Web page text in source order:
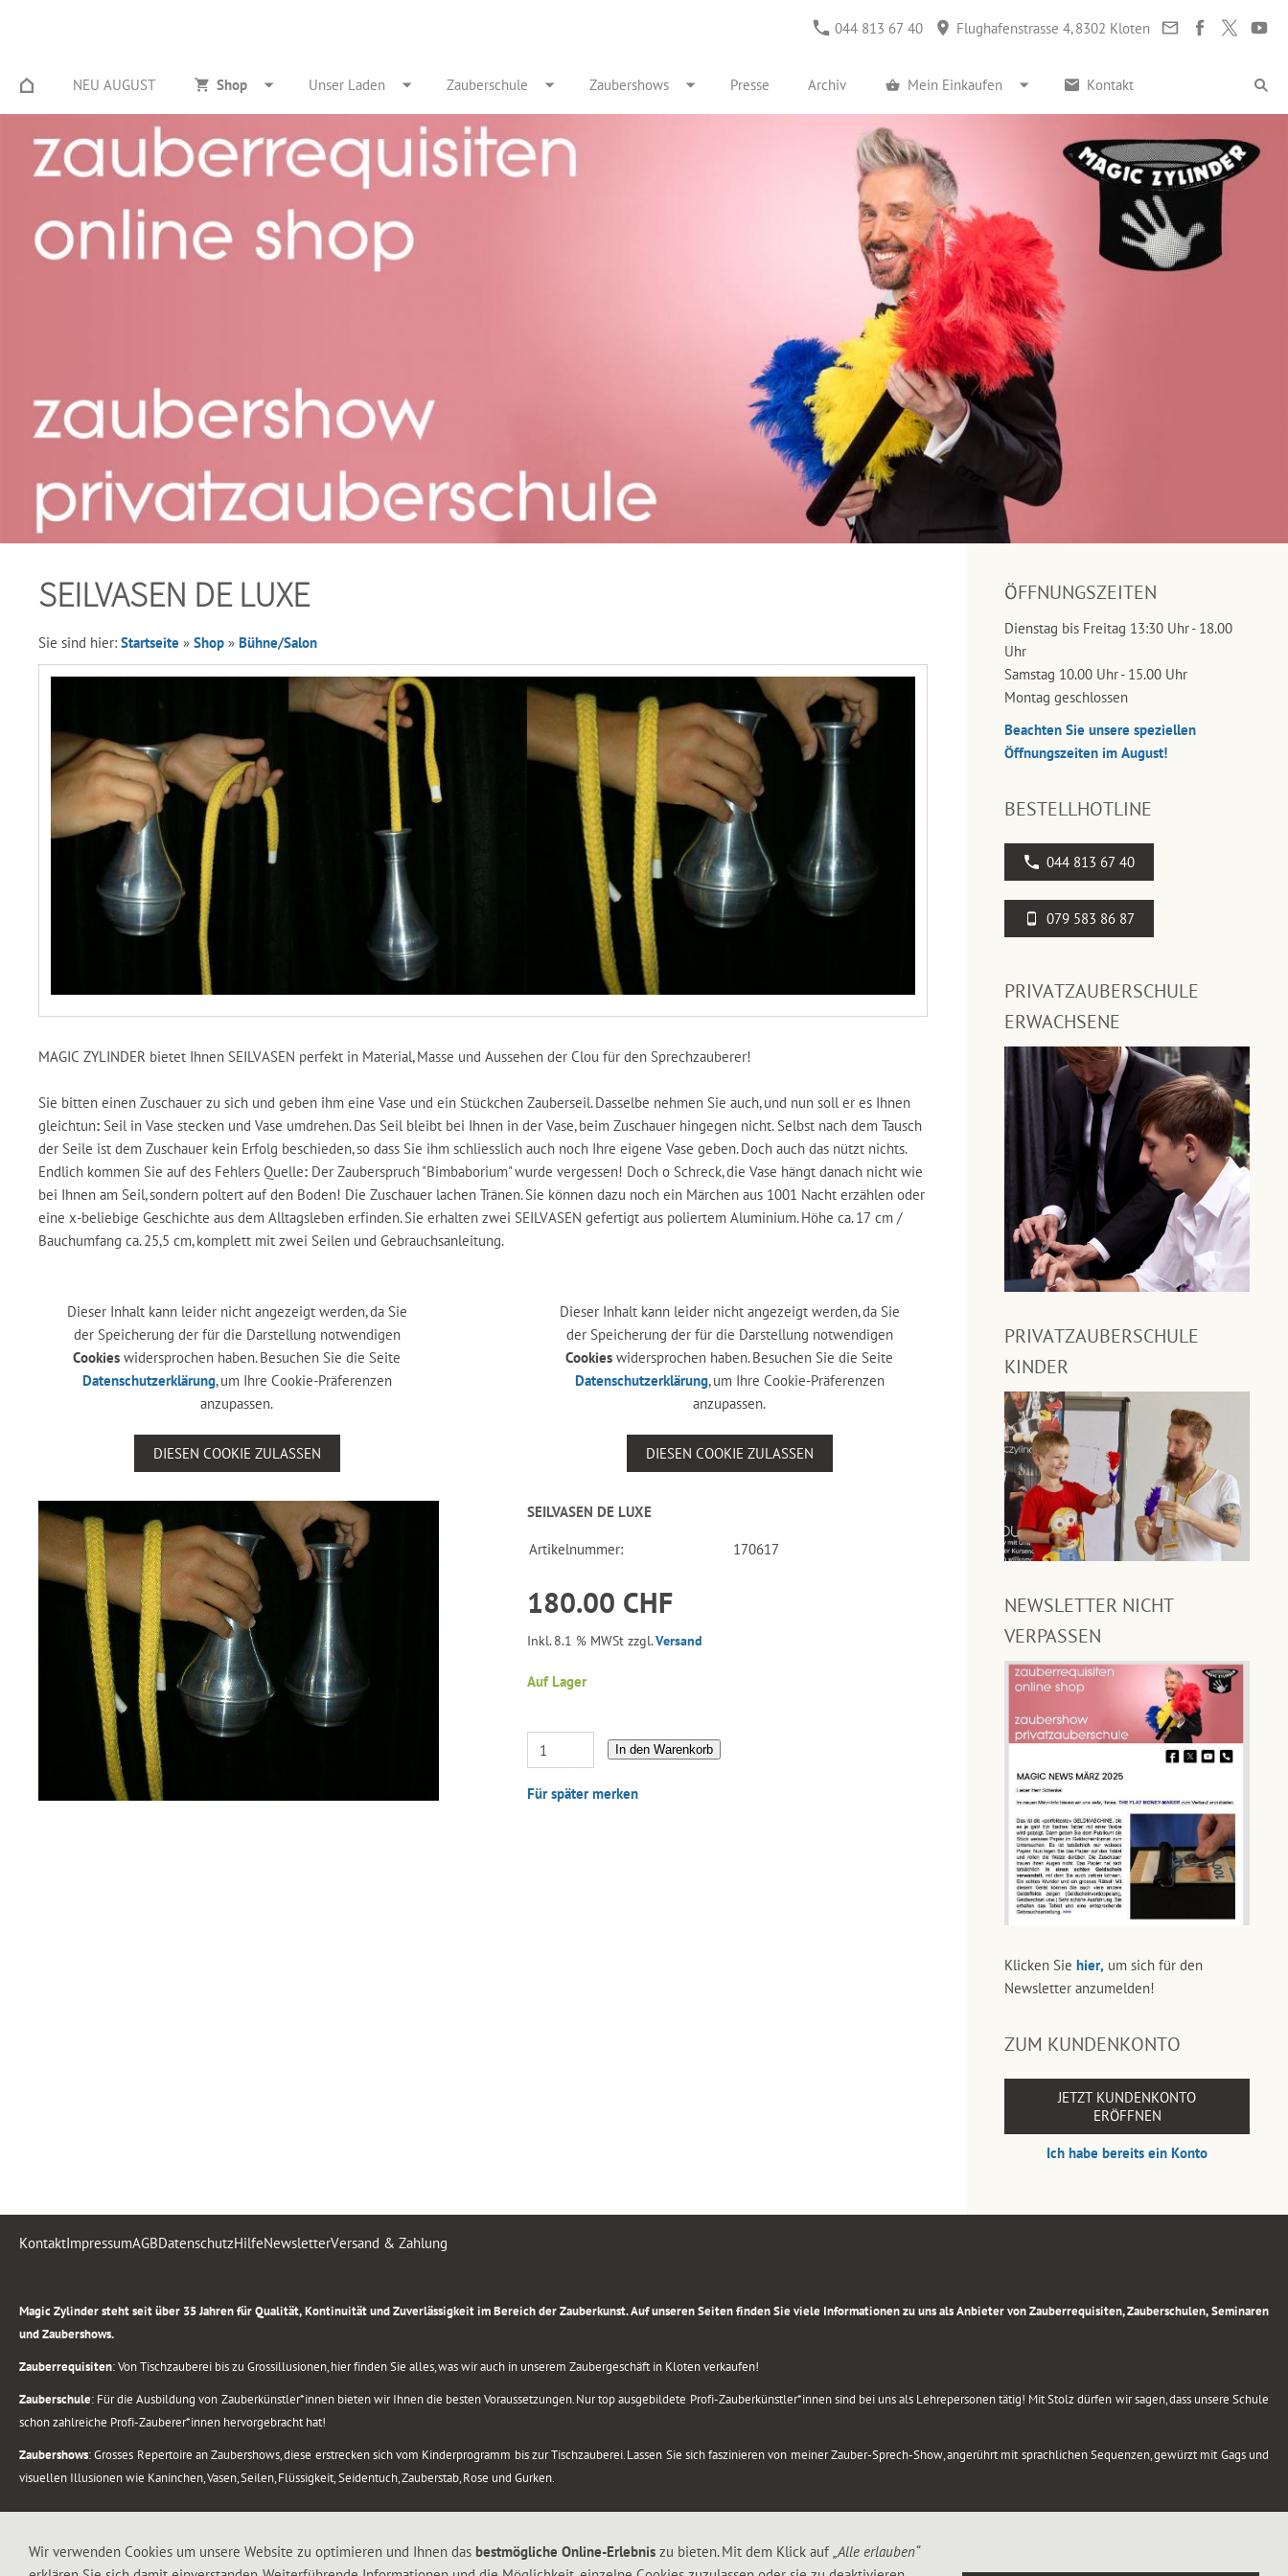
044 813 67 40 Flughafenstrasse 4, 8302 Kloten
NEU AUGUST Shop Unser Laden Zauberschule Zaubershows Presse Archiv Mein Einkaufen Kontakt
SEILVASEN DE LUXE
Sie sind hier: Startseite » Shop » Bühne/Salon
MAGIC ZYLINDER bietet Ihnen SEILVASEN perfekt in Material, Masse und Aussehen der Clou für den Sprechzauberer!
Sie bitten einen Zuschauer zu sich und geben ihm eine Vase und ein Stückchen Zauberseil. Dasselbe nehmen Sie auch, und nun soll er es Ihnen
gleichtun: Seil in Vase stecken und Vase umdrehen. Das Seil bleibt bei Ihnen in der Vase, beim Zuschauer hingegen nicht. Selbst nach dem Tausch
der Seile ist dem Zuschauer kein Erfolg beschieden, so dass Sie ihm schliesslich auch noch Ihre eigene Vase geben. Doch auch das nützt nichts.
Endlich kommen Sie auf des Fehlers Quelle: Der Zauberspruch "Bimbaborium" wurde vergessen! Doch o Schreck, die Vase hängt danach nicht wie
bei Ihnen am Seil, sondern poltert auf den Boden! Die Zuschauer lachen Tränen. Sie können dazu noch ein Märchen aus 1001 Nacht erzählen oder
eine x-beliebige Geschichte aus dem Alltagsleben erfinden. Sie erhalten zwei SEILVASEN gefertigt aus poliertem Aluminium. Höhe ca. 17 cm /
Bauchumfang ca. 25,5 cm, komplett mit zwei Seilen und Gebrauchsanleitung.
Dieser Inhalt kann leider nicht angezeigt werden, da Sie
der Speicherung der für die Darstellung notwendigen
Cookies widersprochen haben. Besuchen Sie die Seite
Datenschutzerklärung, um Ihre Cookie-Präferenzen
anzupassen.
DIESEN COOKIE ZULASSEN
Dieser Inhalt kann leider nicht angezeigt werden, da Sie
der Speicherung der für die Darstellung notwendigen
Cookies widersprochen haben. Besuchen Sie die Seite
Datenschutzerklärung, um Ihre Cookie-Präferenzen
anzupassen.
DIESEN COOKIE ZULASSEN
SEILVASEN DE LUXE
Artikelnummer: 170617
180.00 CHF
Inkl. 8.1 % MWSt zzgl.Versand
Auf Lager
In den Warenkorb
Für später merken
ÖFFNUNGSZEITEN
Dienstag bis Freitag 13:30 Uhr - 18.00
Uhr
Samstag 10.00 Uhr - 15.00 Uhr
Montag geschlossen
Beachten Sie unsere speziellen
Öffnungszeiten im August!
BESTELLHOTLINE
044 813 67 40
079 583 86 87
PRIVATZAUBERSCHULE
ERWACHSENE
PRIVATZAUBERSCHULE
KINDER
NEWSLETTER NICHT
VERPASSEN
Klicken Sie hier, um sich für den
Newsletter anzumelden!
ZUM KUNDENKONTO
JETZT KUNDENKONTO
ERÖFFNEN
Ich habe bereits ein Konto
KontaktImpressumAGBDatenschutzHilfeNewsletterVersand & Zahlung
Magic Zylinder steht seit über 35 Jahren für Qualität, Kontinuität und Zuverlässigkeit im Bereich der Zauberkunst. Auf unseren Seiten finden Sie viele Informationen zu uns als Anbieter von Zauberrequisiten, Zauberschulen, Seminaren
und Zaubershows.
Zauberrequisiten: Von Tischzauberei bis zu Grossillusionen, hier finden Sie alles, was wir auch in unserem Zaubergeschäft in Kloten verkaufen!
Zauberschule: Für die Ausbildung von Zauberkünstler*innen bieten wir Ihnen die besten Voraussetzungen. Nur top ausgebildete Profi-Zauberkünstler*innen sind bei uns als Lehrepersonen tätig! Mit Stolz dürfen wir sagen, dass unsere Schule
schon zahlreiche Profi-Zauberer*innen hervorgebracht hat!
Zaubershows: Grosses Repertoire an Zaubershows, diese erstrecken sich vom Kinderprogramm bis zur Tischzauberei. Lassen Sie sich faszinieren von meiner Zauber-Sprech-Show, angerührt mit sprachlichen Sequenzen, gewürzt mit Gags und
visuellen Illusionen wie Kaninchen, Vasen, Seilen, Flüssigkeit, Seidentuch, Zauberstab, Rose und Gurken.
.
Alle Rechte vorbehalten. © 1988-2026 Magic Zylinder
Wir verwenden Cookies um unsere Website zu optimieren und Ihnen das bestmögliche Online-Erlebnis zu bieten. Mit dem Klick auf „Alle erlauben“